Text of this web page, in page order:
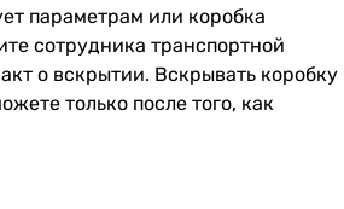
параметрам или коробка
сотрудника транспортной
о вскрытии. Вскрывать коробку
только после того, как